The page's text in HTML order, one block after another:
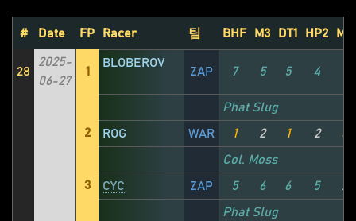
# Date FP Racer 팀 BHF M3 DT1 HP2 MU
28
2025-
06-27
1
BLOBEROV
ZAP 7 5 5 4
Phat Slug
2
ROG WAR 1 2 1 2 3
Col. Moss
3
CYC ZAP 5 6 6 5 2
Phat Slug